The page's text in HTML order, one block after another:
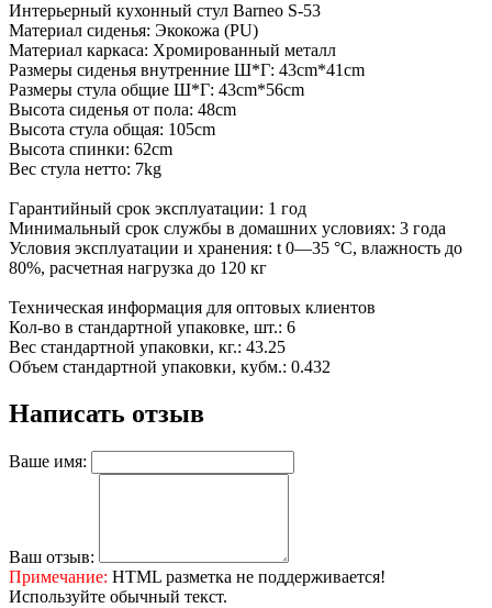
Интерьерный кухонный стул Barneo S-53
Материал сиденья: Экокожа (PU)
Материал каркаса: Хромированный металл
Размеры сиденья внутренние Ш*Г: 43cm*41cm
Размеры стула общие Ш*Г: 43cm*56cm
Высота сиденья от пола: 48cm
Высота стула общая: 105cm
Высота спинки: 62cm
Вес стула нетто: 7kg
Гарантийный срок эксплуатации: 1 год
Минимальный срок службы в домашних условиях: 3 года
Условия эксплуатации и хранения: t 0—35 °С, влажность до
80%, расчетная нагрузка до 120 кг
Техническая информация для оптовых клиентов
Кол-во в стандартной упаковке, шт.: 6
Вес стандартной упаковки, кг.: 43.25
Объем стандартной упаковки, кубм.: 0.432
Написать отзыв
Ваше имя:
Ваш отзыв:
Примечание: HTML разметка не поддерживается!
Используйте обычный текст.